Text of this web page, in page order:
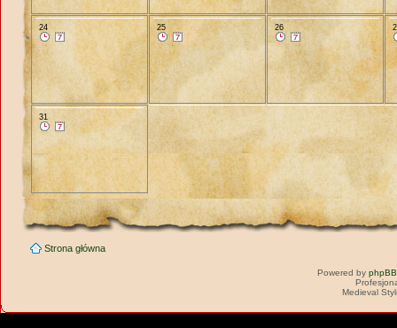
24 25 26
31
Strona główna
Powered by phpBB
Medieval